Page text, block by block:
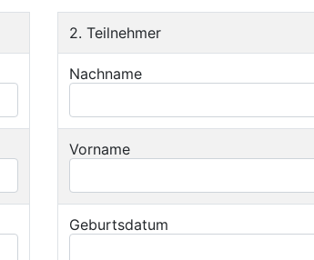
2. Teilnehmer
Nachname
Vorname
Geburtsdatum